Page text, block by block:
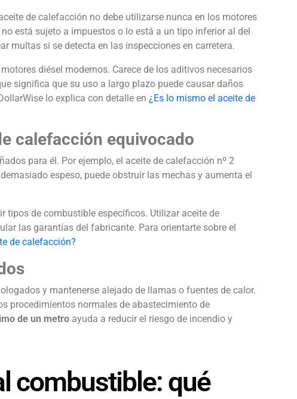
de calefacción no debe utilizarse nunca en los motores
está sujeto a impuestos o lo está a un tipo inferior al del
multas si se detecta en las inspecciones en carretera.
diésel modernos. Carece de los aditivos necesarios
significa que su uso a largo plazo puede causar daños
lo explica con detalle en ¿Es lo mismo el aceite de
calefacción equivocado
para él. Por ejemplo, el aceite de calefacción nº 2
espeso, puede obstruir las mechas y aumenta el
tipos de combustible específicos. Utilizar aceite de
las garantías del fabricante. Para orientarte sobre el
de calefacción?
y mantenerse alejado de llamas o fuentes de calor.
procedimientos normales de abastecimiento de
de un metro ayuda a reducir el riesgo de incendio y
combustible: qué